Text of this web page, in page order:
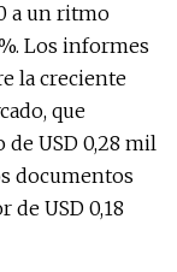
a un ritmo
Los informes
la creciente
que
USD 0,28 mil
documentos
de USD 0,18